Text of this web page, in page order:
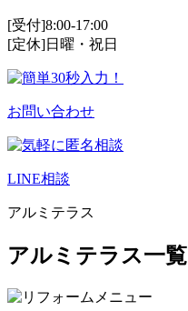
[受付]8:00-17:00
[定休]日曜・祝日
お問い合わせ
LINE相談
アルミテラス
アルミテラス一覧